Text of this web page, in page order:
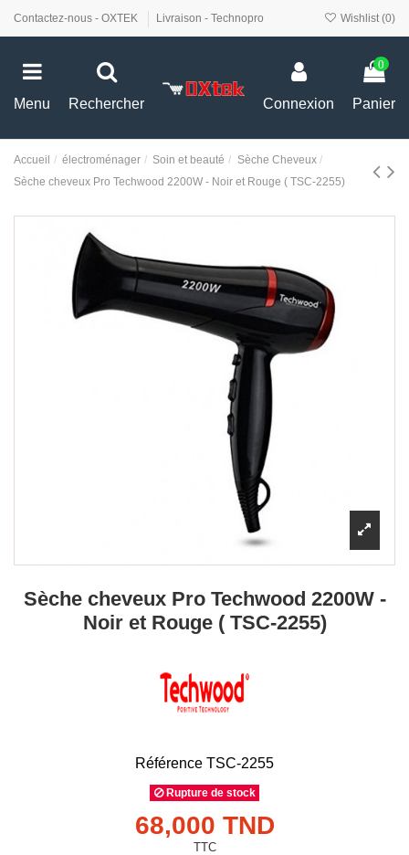
Contactez-nous - OXTEK Livraison - Technopro Wishlist (0)
Menu Rechercher Connexion
0
Panier
Accueil électroménager Soin et beauté
Sèche Cheveux
Sèche cheveux Pro Techwood 2200W - Noir et Rouge ( TSC-2255)
Sèche cheveux Pro Techwood 2200W -
Noir et Rouge ( TSC-2255)
Référence TSC-2255
Rupture de stock
68,000 TND
TTC